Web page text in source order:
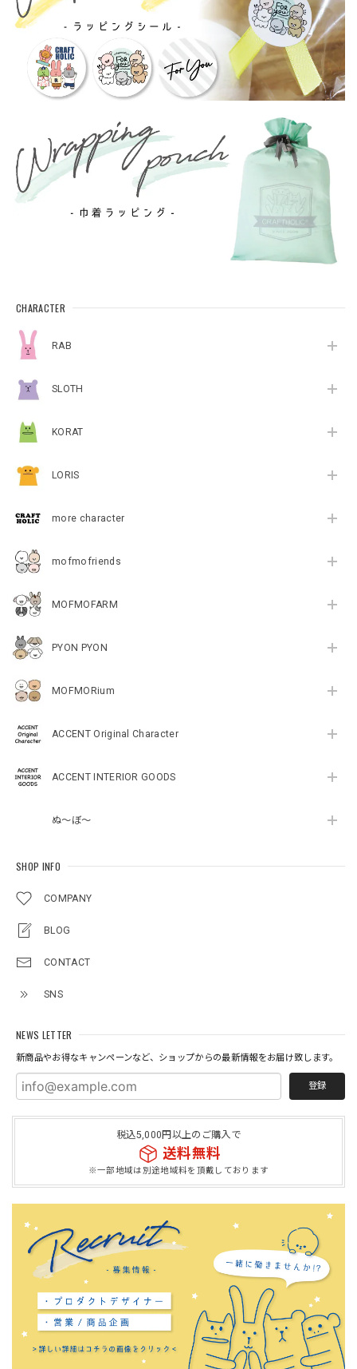
CHARACTER
RAB
SLOTH
KORAT
LORIS
more character
mofmofriends
MOFMOFARM
PYON PYON
MOFMORium
ACCENT Original Character
ACCENT INTERIOR GOODS
ぬ～ぼ～
SHOP INFO
COMPANY
BLOG
CONTACT
SNS
NEWS LETTER
新商品やお得なキャンペーンなど、ショップからの最新情報をお届け致します。
登録
税込5,000円以上のご購入で
送料無料
※一部地域は別途地域料を頂戴しております